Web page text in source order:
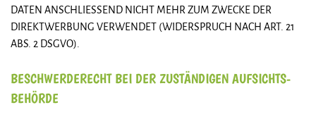
DATEN ANSCHLIESSEND NICHT MEHR ZUM ZWECKE DER
DIREKTWERBUNG VERWENDET (WIDERSPRUCH NACH ART. 21
ABS. 2 DSGVO).
BESCHWERDE­RECHT BEI DER ZUSTÄNDIGEN AUFSICHTS­
BEHÖRDE